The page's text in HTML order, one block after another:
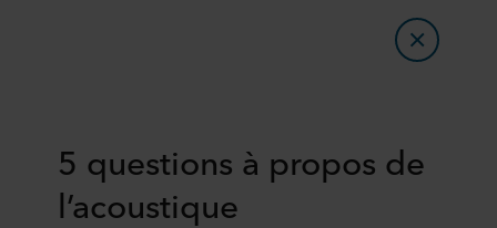
5 questions à propos de
l’acoustique